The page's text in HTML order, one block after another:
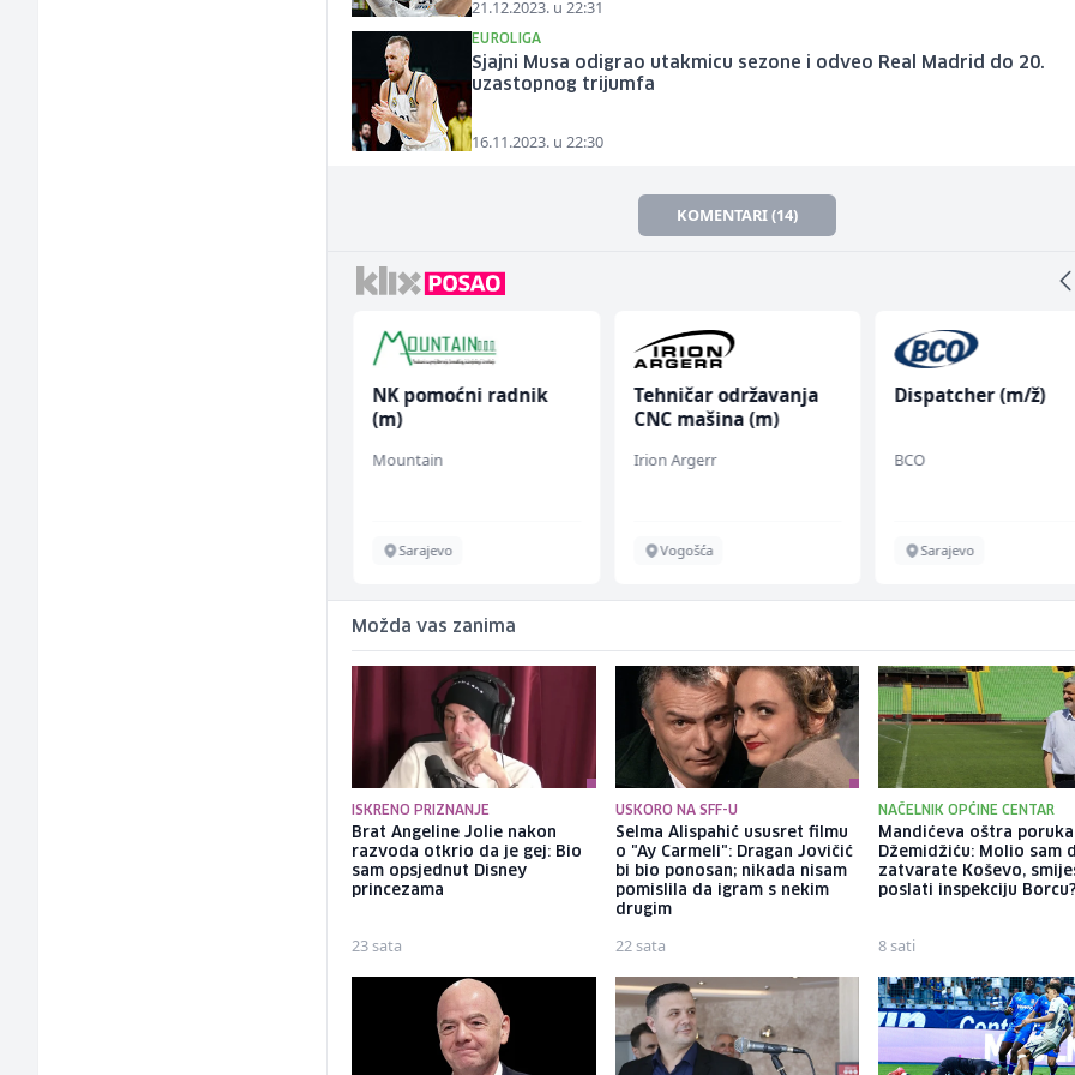
21.12.2023. u 22:31
EUROLIGA
Sjajni Musa odigrao utakmicu sezone i odveo Real Madrid do 20.
uzastopnog trijumfa
16.11.2023. u 22:30
KOMENTARI (14)
NK pomoćni radnik
(m)
Mountain
Sarajevo
Tehničar održavanja
CNC mašina (m)
Irion Argerr
Vogošća
Dispatcher (m/ž)
BCO
Sarajevo
Možda vas zanima
ISKRENO PRIZNANJE
Brat Angeline Jolie nakon
razvoda otkrio da je gej: Bio
sam opsjednut Disney
princezama
23 sata
USKORO NA SFF-U
Selma Alispahić ususret filmu
o "Ay Carmeli": Dragan Jovičić
bi bio ponosan; nikada nisam
pomislila da igram s nekim
drugim
22 sata
NAČELNIK OPĆINE CENTAR
Mandićeva oštra poruka
Džemidžiću: Molio sam
zatvarate Koševo,
poslati inspekciju Borcu?
8 sati